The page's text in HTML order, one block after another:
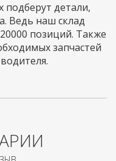
подберут детали,
Ведь наш склад
позиций. Также
запчастей